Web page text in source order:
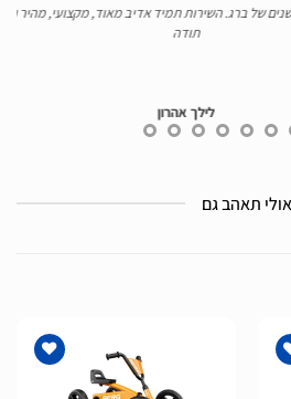
כבר 7 שנים של ברג. השירות תמיד אדיב מאוד, מקצועי, מהיר ומעולה.
לילך אהרון
אולי תאהב גם